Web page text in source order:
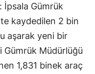
İpsala Gümrük
kaydedilen 2 bin
aşarak yeni bir
Gümrük Müdürlüğü
1,831 binek araç